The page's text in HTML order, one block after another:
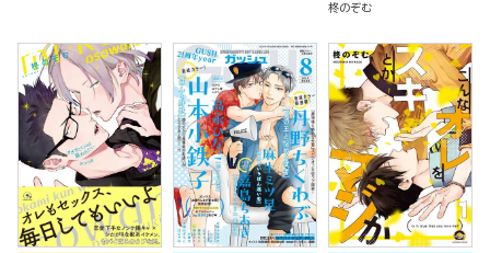
柊のぞむ